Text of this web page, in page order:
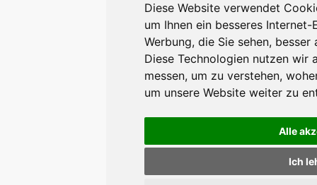
Diese Website verwendet
um Ihnen ein besseres
Werbung, die Sie sehen,
Diese Technologien nutzen wir
messen, um zu verstehen,
um unsere Website weiter zu
Alle
Ich